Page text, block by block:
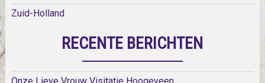
Zuid-Holland
RECENTE BERICHTEN